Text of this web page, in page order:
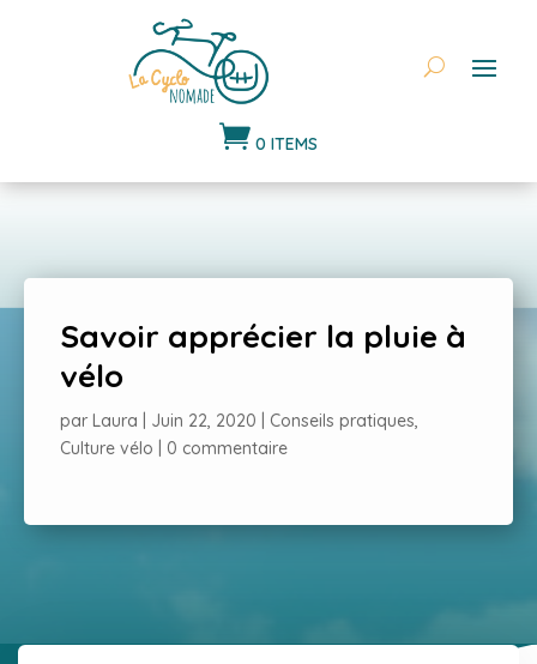
 0 ITEMS
Savoir apprécier la pluie à
vélo
par Laura Juin 22, 2020 Conseils pratiques,
Culture vélo
0 commentaire